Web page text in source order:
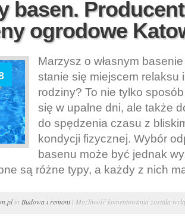
budowa
domów
Trójmiasto
basen.
ogrodowe
Marzysz o własnym
stanie się miejscem relaksu
rodziny? To nie tylko
się w upalne dni, ale także
do spędzenia czasu z
kondycji fizycznej. Wybór
basenu może być jednak
są różne typy, a każdy z nich
in Budowa i remont| Możliwość komentowania Własny
została